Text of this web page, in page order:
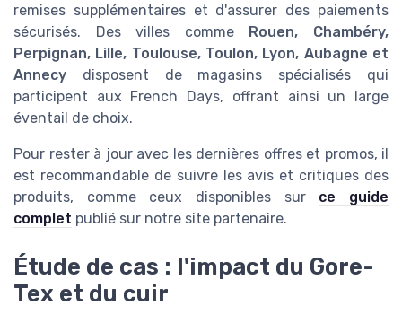
remises supplémentaires et d'assurer des paiements
sécurisés. Des villes comme Rouen, Chambéry,
Perpignan, Lille, Toulouse, Toulon, Lyon, Aubagne et
Annecy disposent de magasins spécialisés qui
participent aux French Days, offrant ainsi un large
éventail de choix.
Pour rester à jour avec les dernières offres et promos, il
est recommandable de suivre les avis et critiques des
produits, comme ceux disponibles sur ce guide
complet publié sur notre site partenaire.
Étude de cas : l'impact du Gore-
Tex et du cuir